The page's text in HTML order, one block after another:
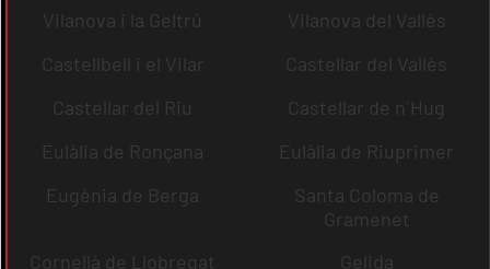
Vilanova i la Geltrú
Vilanova del Vallès
Castellbell i el Vilar
Castellar del Vallès
Castellar del Riu
Castellar de n´Hug
Eulàlia de Ronçana
Eulàlia de Riuprimer
Eugènia de Berga
Santa Coloma de
Gramenet
Cornellà de Llobregat
Gelida